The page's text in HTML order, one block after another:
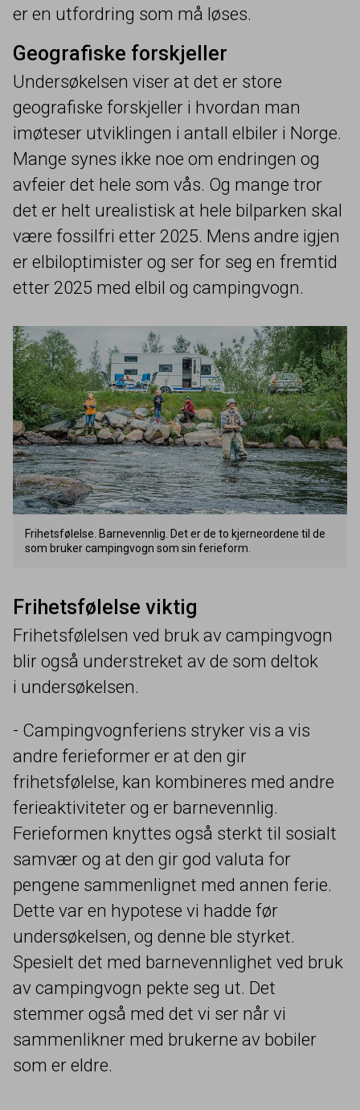
er en utfordring som må løses.
Geografiske forskjeller
Undersøkelsen viser at det er store
geografiske forskjeller i hvordan man
imøteser utviklingen i antall elbiler i Norge.
Mange synes ikke noe om endringen og
avfeier det hele som vås. Og mange tror
det er helt urealistisk at hele bilparken skal
være fossilfri etter2025. Mens andre igjen
er elbiloptimister og ser for seg en fremtid
etter2025 med elbil og campingvogn.
Frihetsfølelse. Barnevennlig. Det er de to kjerneordene til de
som bruker campingvogn som sin ferieform.
Frihetsfølelse viktig
Frihetsfølelsen ved bruk av campingvogn
blir også understreket av de som deltok
i undersøkelsen.
- Campingvognferiens stryker vis a vis
andre ferieformer er at den gir
frihetsfølelse, kan kombineres med andre
ferieaktiviteter og er barnevennlig.
Ferieformen knyttes også sterkt til sosialt
samvær og at den gir god valuta for
pengene sammenlignet med annen ferie.
Dette var en hypotese vi hadde før
undersøkelsen, og denne ble styrket.
Spesielt det med barnevennlighet ved bruk
av campingvogn pekte seg ut. Det
stemmer også med det vi ser når vi
sammenlikner med brukerne av bobiler
som er eldre.